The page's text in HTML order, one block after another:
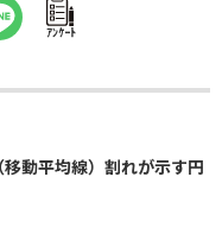
ｱﾝｹｰﾄ
移動平均線）割れが示す円